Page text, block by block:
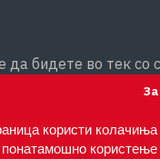
користи колачиња
користење
да бидете во тек со
емаил адреса за